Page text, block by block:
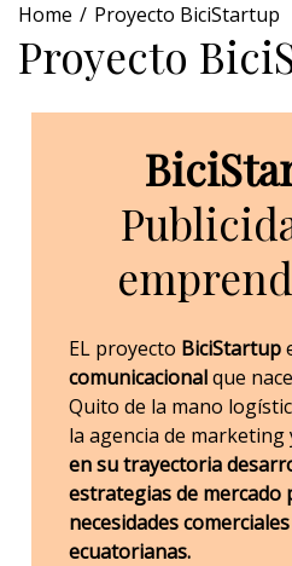
Home Proyecto BiciStartup
Proyecto
EL proyecto BiciStartup
comunicacionalque
Quito de la mano
la agencia de
en su trayectoria
estrategias de mercado
necesidades
ecuatorianas.